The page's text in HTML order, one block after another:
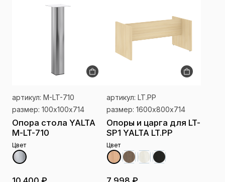
артикул: M-LT-710
размер: 100х100х714
Опора стола YALTA
M-LT-710
Цвет
артикул: LT.PP
размер: 1600х800х714
Опоры и царга для LT-
SP1 YALTA LT.PP
Цвет